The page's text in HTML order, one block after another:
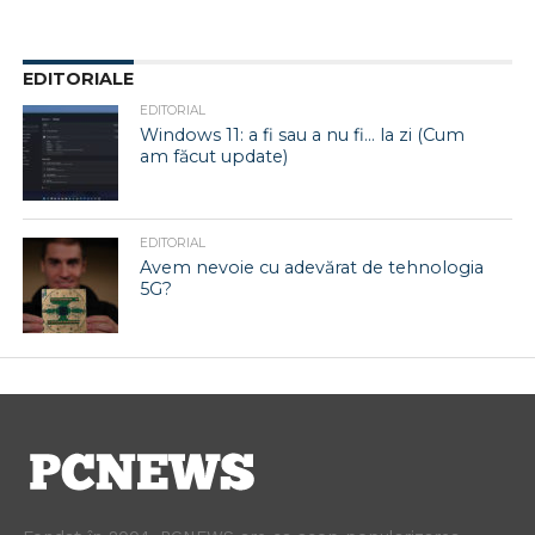
EDITORIALE
EDITORIAL
Windows 11: a fi sau a nu fi… la zi (Cum
am făcut update)
EDITORIAL
Avem nevoie cu adevărat de tehnologia
5G?